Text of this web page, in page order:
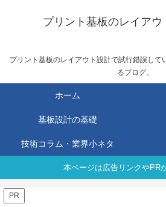
プリント基板のレイアウ
プリント基板のレイアウト設計で試行錯誤して
るブログ。
ホーム
基板設計の基礎
技術コラム・業界小ネタ
本ページは広告リンクやPR
PR